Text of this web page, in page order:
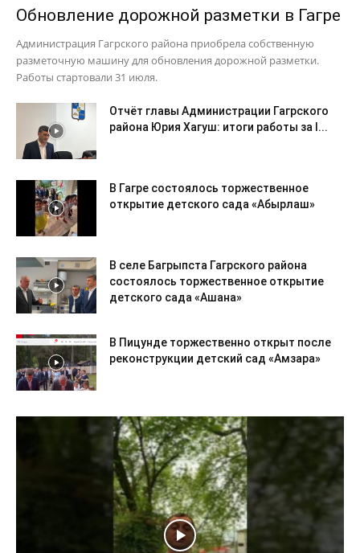
Обновление дорожной разметки в Гагре
Администрация Гагрского района приобрела собственную
разметочную машину для обновления дорожной разметки.
Работы стартовали 31 июля.
Отчёт главы Администрации Гагрского
района Юрия Хагуш: итоги работы за I...
В Гагре состоялось торжественное
открытие детского сада «Абырлаш»
В селе Багрыпста Гагрского района
состоялось торжественное открытие
детского сада «Ашана»
В Пицунде торжественно открыт после
реконструкции детский сад «Амзара»